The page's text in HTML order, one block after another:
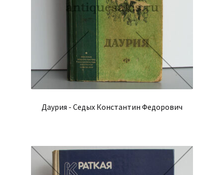
Даурия - Седых Константин Федорович